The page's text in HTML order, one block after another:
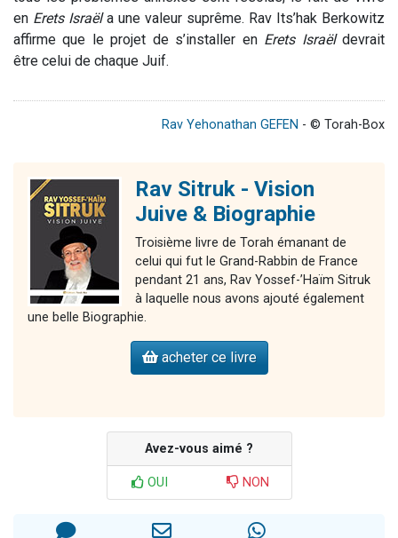
en Erets Israëla une valeur suprême. Rav Its’hak Berkowitz
affirme que le projet de s’installer en Erets Israëldevrait
être celui de chaque Juif.
Rav Yehonathan GEFEN - © Torah-Box
Rav Sitruk - Vision
Juive & Biographie
Troisième livre de Torah émanant de
celui qui fut le Grand-Rabbin de France
pendant 21 ans, Rav Yossef-’Haïm Sitruk
à laquelle nous avons ajouté également
une belle Biographie.
acheter ce livre
Avez-vous aimé ?
OUI NON